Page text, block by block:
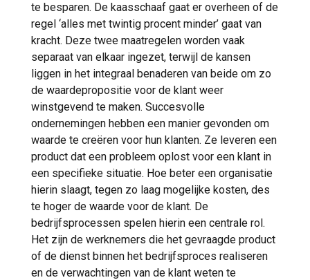
te besparen. De kaasschaaf gaat er overheen of de
regel ‘alles met twintig procent minder’ gaat van
kracht. Deze twee maatregelen worden vaak
separaat van elkaar ingezet, terwijl de kansen
liggen in het integraal benaderen van beide om zo
de waardepropositie voor de klant weer
winstgevend te maken. Succesvolle
ondernemingen hebben een manier gevonden om
waarde te creëren voor hun klanten. Ze leveren een
product dat een probleem oplost voor een klant in
een specifieke situatie. Hoe beter een organisatie
hierin slaagt, tegen zo laag mogelijke kosten, des
te hoger de waarde voor de klant. De
bedrijfsprocessen spelen hierin een centrale rol.
Het zijn de werknemers die het gevraagde product
of de dienst binnen het bedrijfsproces realiseren
en de verwachtingen van de klant weten te